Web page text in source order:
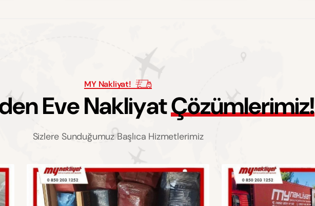
MY Nakliyat!
enEveNakliyatÇözümlerimiz!
Sizlere Sunduğumuz Başlıca Hizmetlerimiz